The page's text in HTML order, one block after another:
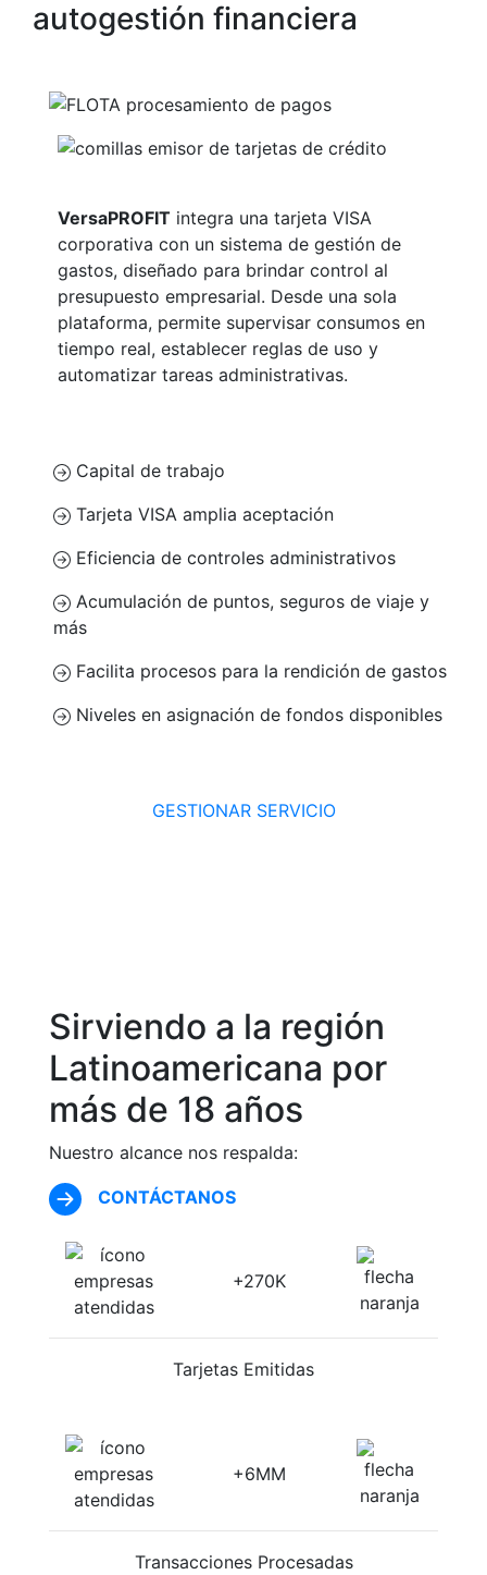
autogestión financiera
VersaPROFIT integra una tarjeta VISA
corporativa con un sistema de gestión de
gastos, diseñado para brindar control al
presupuesto empresarial. Desde una sola
plataforma, permite supervisar consumos en
tiempo real, establecer reglas de uso y
automatizar tareas administrativas.
Capital de trabajo
Tarjeta VISA amplia aceptación
Eficiencia de controles administrativos
Acumulación de puntos, seguros de viaje y
más
Facilita procesos para la rendición de gastos
Niveles en asignación de fondos disponibles
GESTIONAR SERVICIO
Sirviendo a la región
Latinoamericana por
más de 18 años
Nuestro alcance nos respalda:
CONTÁCTANOS
+270K
Tarjetas Emitidas
+6MM
Transacciones Procesadas